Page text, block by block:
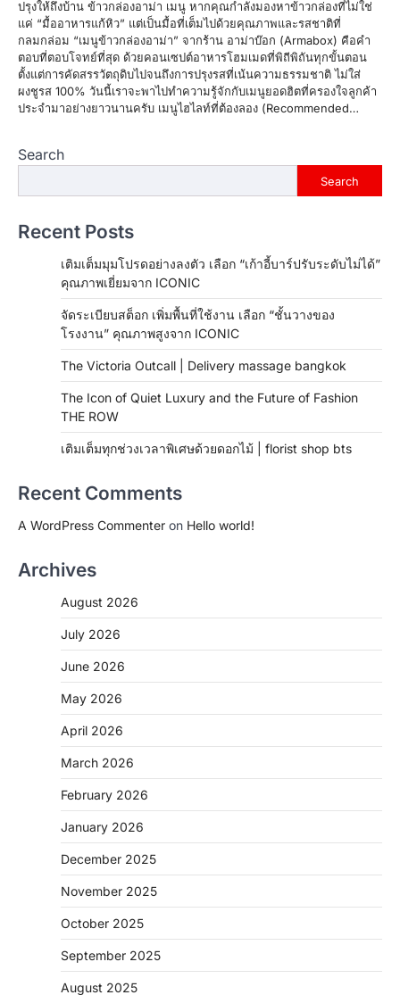
ปรุงให้ถึงบ้าน ข้าวกล่องอาม่า เมนู หากคุณกำลังมองหาข้าวกล่องที่ไม่ใช่
แค่ “มื้ออาหารแก้หิว” แต่เป็นมื้อที่เต็มไปด้วยคุณภาพและรสชาติที่
กลมกล่อม “เมนูข้าวกล่องอาม่า” จากร้าน อาม่าบ๊อก (Armabox) คือคำ
ตอบที่ตอบโจทย์ที่สุด ด้วยคอนเซปต์อาหารโฮมเมดที่พิถีพิถันทุกขั้นตอน
ตั้งแต่การคัดสรรวัตถุดิบไปจนถึงการปรุงรสที่เน้นความธรรมชาติ ไม่ใส่
ผงชูรส 100% วันนี้เราจะพาไปทำความรู้จักกับเมนูยอดฮิตที่ครองใจลูกค้า
ประจำมาอย่างยาวนานครับ เมนูไฮไลท์ที่ต้องลอง (Recommended…
Search
Search
Recent Posts
เติมเต็มมุมโปรดอย่างลงตัว เลือก “เก้าอี้บาร์ปรับระดับไม่ได้”
คุณภาพเยี่ยมจาก ICONIC
จัดระเบียบสต็อก เพิ่มพื้นที่ใช้งาน เลือก “ชั้นวางของ
โรงงาน” คุณภาพสูงจาก ICONIC
The Victoria Outcall | Delivery massage bangkok
The Icon of Quiet Luxury and the Future of Fashion
THE ROW
เติมเต็มทุกช่วงเวลาพิเศษด้วยดอกไม้ | florist shop bts
Recent Comments
A WordPress Commenter on Hello world!
Archives
August 2026
July 2026
June 2026
May 2026
April 2026
March 2026
February 2026
January 2026
December 2025
November 2025
October 2025
September 2025
August 2025